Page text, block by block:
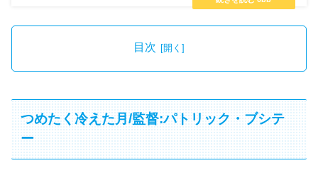
目次
つめたく冷えた月/監督:パトリック・ブシテ
ー